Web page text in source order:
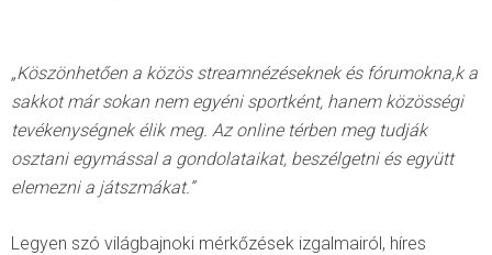
„Köszönhetően a közös streamnézéseknek és fórumokna,k a
sakkot már sokan nem egyéni sportként, hanem közösségi
tevékenységnek élik meg. Az online térben meg tudják
osztani egymással a gondolataikat, beszélgetni és együtt
elemezni a játszmákat.”
Legyen szó világbajnoki mérkőzések izgalmairól, híres